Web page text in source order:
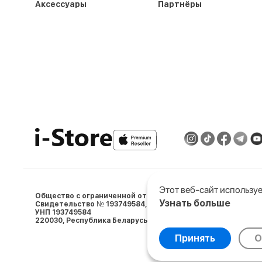
Аксессуары
Партнёры
Общество с ограниченной ответственностью «АйСтор
Свидетельство № 193749584, выдано 05.03.2024 Минским
УНП 193749584
220030, Республика Беларусь, г. Минcк, ул. Ленина, д.5, пом.
©
Этот веб-сайт
Узнать больше
Принять